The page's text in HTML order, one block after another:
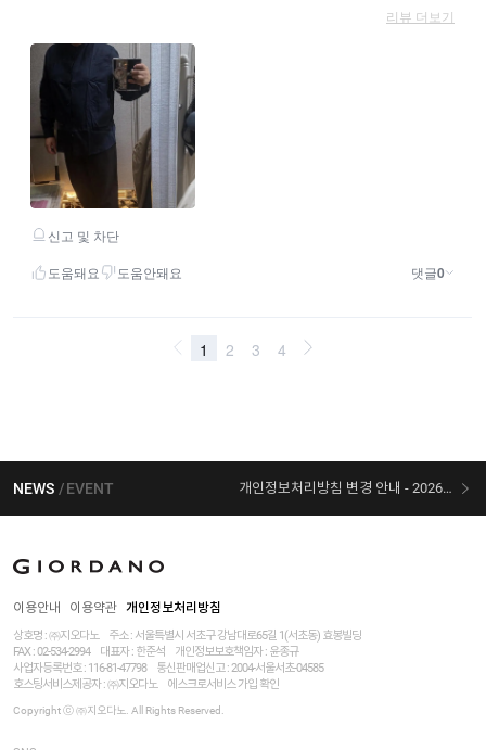
NEWS EVENT 개인정보처리방침 변경 안내 - 2026/07/30 시행
이용안내 이용약관 개인정보처리방침
상호명 : ㈜지오다노
주소 : 서울특별시 서초구 강남대로65길 1(서초동) 효봉빌딩
FAX : 02-534-2994
대표자 : 한준석 개인정보보호책임자 : 윤종규
사업자등록번호 : 116-81-47798
통신판매업신고 : 2004-서울서초-04585
호스팅서비스제공자 : ㈜지오다노
에스크로서비스 가입 확인
Copyright ⓒ ㈜지오다노. All Rights Reserved.